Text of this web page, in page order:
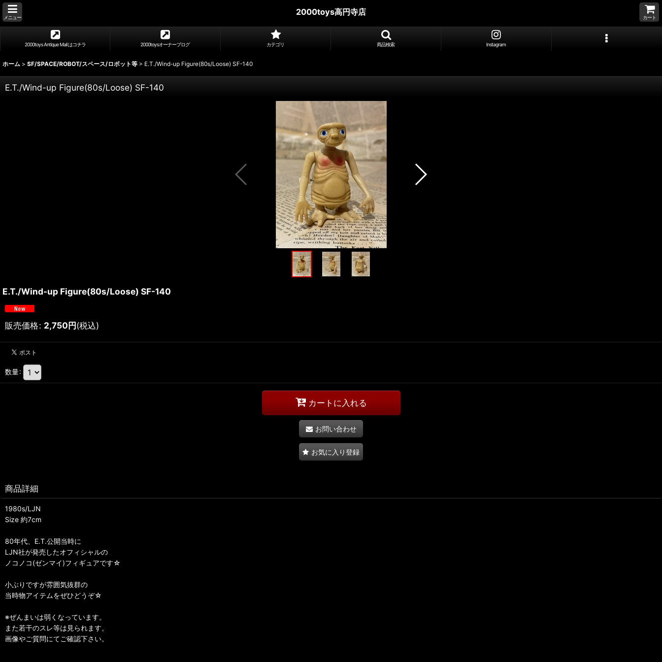
メニュー
2000toys高円寺店
カート
2000toys Antique Mall はコチラ 2000toysオーナーブログ カテゴリ 商品検索 Instagram
ホーム > SF/SPACE/ROBOT/スペース/ロボット等 > E.T./Wind-up Figure(80s/Loose) SF-140
E.T./Wind-up Figure(80s/Loose) SF-140
E.T./Wind-up Figure(80s/Loose) SF-140
販売価格: 2,750円(税込)
数量:
カートに入れる
お問い合わせ
お気に入り登録
商品詳細
1980s/LJN
Size 約7cm
80年代、E.T.公開当時に
LJN社が発売したオフィシャルの
ノコノコ(ゼンマイ)フィギュアです☆
小ぶりですが雰囲気抜群の
当時物アイテムをぜひどうぞ☆
※ぜんまいは弱くなっています。
また若干のスレ等は見られます。
画像やご質問にてご確認下さい。